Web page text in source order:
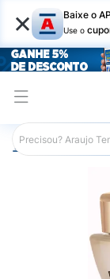
× Baixe o
Use o
Araujo